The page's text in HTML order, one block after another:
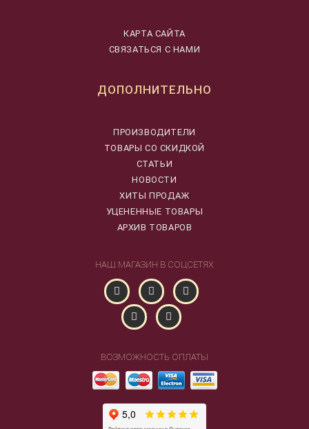
КАРТА САЙТА
СВЯЗАТЬСЯ С НАМИ
ДОПОЛНИТЕЛЬНО
ПРОИЗВОДИТЕЛИ
ТОВАРЫ СО СКИДКОЙ
СТАТЬИ
НОВОСТИ
ХИТЫ ПРОДАЖ
УЦЕНЕННЫЕ ТОВАРЫ
АРХИВ ТОВАРОВ
НАШ МАГАЗИН В СОЦСЕТЯХ
ВОЗМОЖНОСТЬ ОПЛАТЫ